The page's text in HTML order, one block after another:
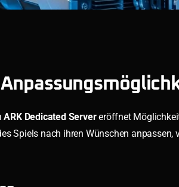
ARK Dedicated Servereröffnet
Spiels nach ihren Wünschen